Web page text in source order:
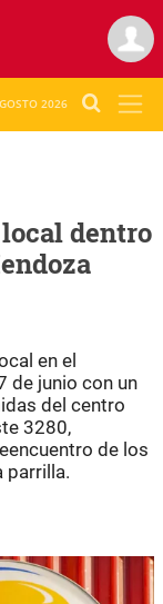
2026
dentro
en el
de junio con un
del centro
3280,
de los
parrilla.